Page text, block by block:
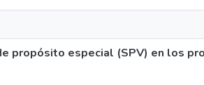
propósito especial (SPV) en los